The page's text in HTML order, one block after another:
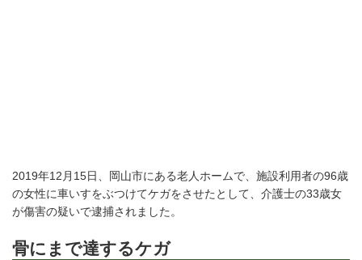
2019年12月15日、岡山市にある老人ホームで、施設利用者の96歳
の女性に車いすをぶつけてケガをさせたとして、介護士の33歳女
が傷害の疑いで逮捕されました。
骨にまで達するケガ